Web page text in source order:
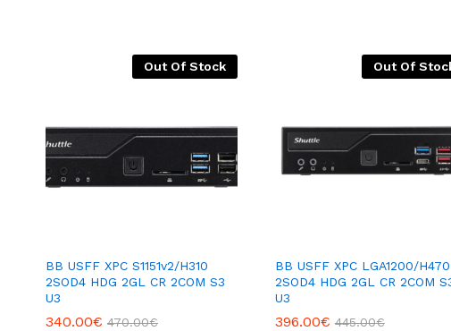
Out Of Stock
BB USFF XPC S1151v2/H310
2SOD4 HDG 2GL CR 2COM S3
U3
340.00€ 470.00€
Out Of
BB USFF XPC LGA1200/H470
2SOD4 HDG 2GL CR 2COM
U3
396.00€ 445.00€